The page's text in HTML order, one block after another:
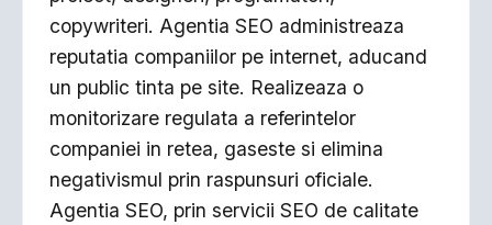
copywriteri. Agentia SEO administreaza
reputatia companiilor pe internet, aducand
un public tinta pe site. Realizeaza o
monitorizare regulata a referintelor
companiei in retea, gaseste si elimina
negativismul prin raspunsuri oficiale.
Agentia SEO, prin servicii SEO de calitate